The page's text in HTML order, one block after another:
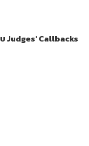
บ Judges' Callbacks